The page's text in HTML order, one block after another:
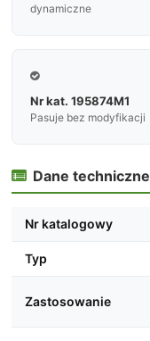
dynamiczne

Nr kat. 195874M1
Pasuje bez modyfikacji
 Dane techniczne
Nr katalogowy
Typ
Zastosowanie